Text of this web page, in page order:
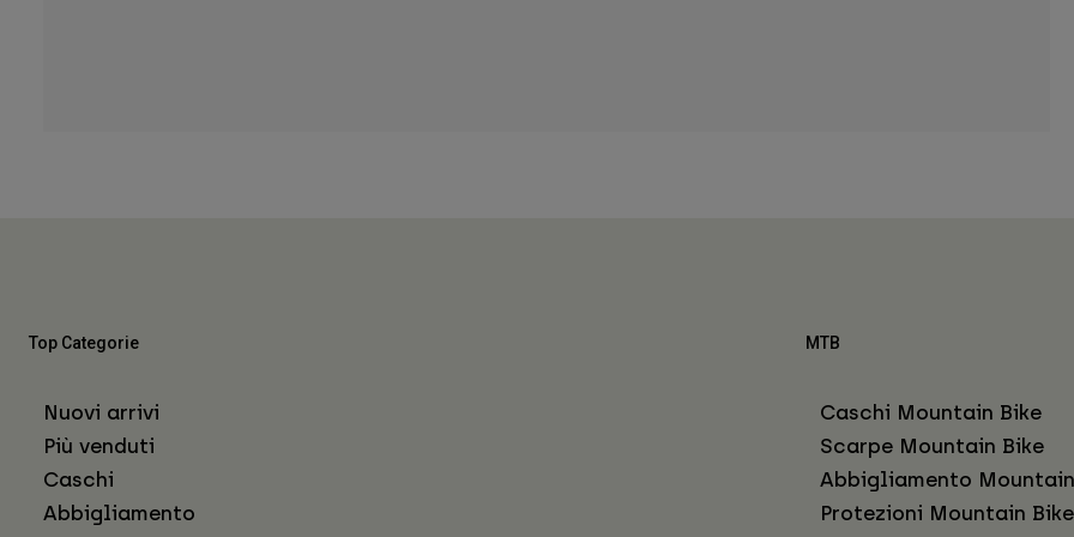
Top Categorie
Nuovi arrivi
Più venduti
Caschi
Abbigliamento
MTB
Caschi Mountain Bike
Scarpe Mountain Bike
Abbigliamento
Protezioni Mountain Bike